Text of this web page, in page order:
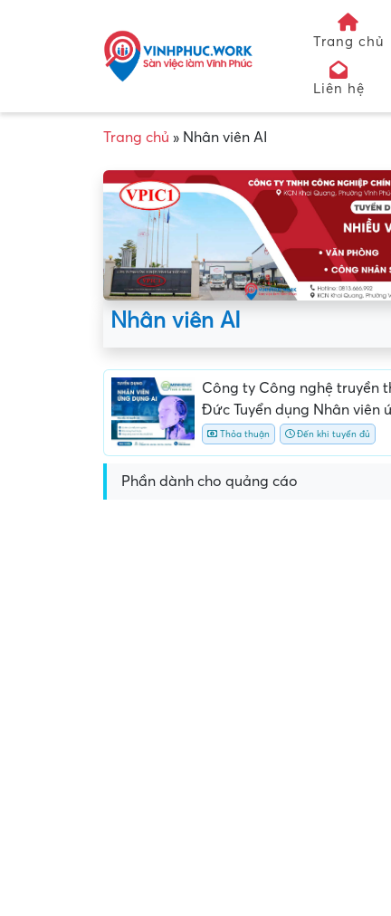
Trang chủ
Liên hệ
Trang chủ » Nhân viên AI
Nhân viên AI
Công ty Công nghệ truyền
Đức Tuyển dụng Nhân viên
Thỏa thuận Đến khi tuyển đủ
Phần dành cho quảng cáo